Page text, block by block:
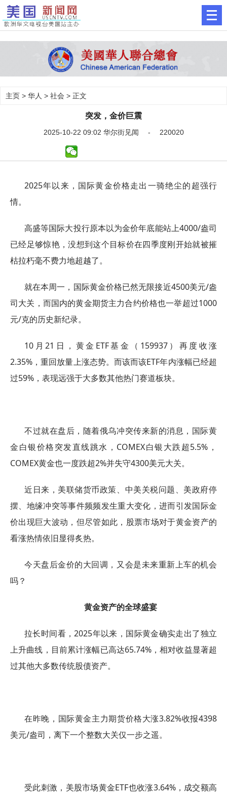
主页 > 华人 > 社会 > 正文
突发，金价巨震
2025-10-22 09:02 华尔街见闻 - 220020
2025年以来，国际黄金价格走出一骑绝尘的超强行
情。
高盛等国际大投行原本以为金价年底能站上4000/盎司
已经足够惊艳，没想到这个目标价在四季度刚开始就被摧
枯拉朽毫不费力地超越了。
就在本周一，国际黄金价格已然无限接近4500美元/盎
司大关，而国内的黄金期货主力合约价格也一举超过1000
元/克的历史新纪录。
10月21日，黄金ETF基金（159937）再度收涨
2.35%，重回放量上涨态势。而该而该ETF年内涨幅已经超
过59%，表现远强于大多数其他热门赛道板块。
不过就在盘后，随着俄乌冲突传来新的消息，国际黄
金白银价格突发直线跳水，COMEX白银大跌超5.5%，
COMEX黄金也一度跌超2%并失守4300美元大关。
近日来，美联储货币政策、中美关税问题、美政府停
摆、地缘冲突等事件频频发生重大变化，进而引发国际金
价出现巨大波动，但尽管如此，股票市场对于黄金资产的
看涨热情依旧显得炙热。
今天盘后金价的大回调，又会是未来重新上车的机会
吗？
黄金资产的全球盛宴
拉长时间看，2025年以来，国际黄金确实走出了独立
上升曲线，目前累计涨幅已高达65.74%，相对收益显著超
过其他大多数传统股债资产。
在昨晚，国际黄金主力期货价格大涨3.82%收报4398
美元/盎司，离下一个整数大关仅一步之遥。
受此刺激，美股市场黄金ETF也收涨3.64%，成交额高